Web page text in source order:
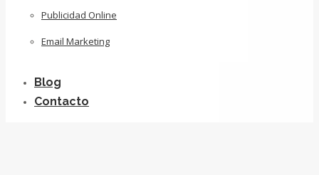
Publicidad Online
Email Marketing
Blog
Contacto